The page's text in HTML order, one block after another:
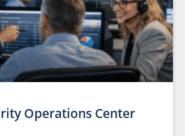
Operations Center